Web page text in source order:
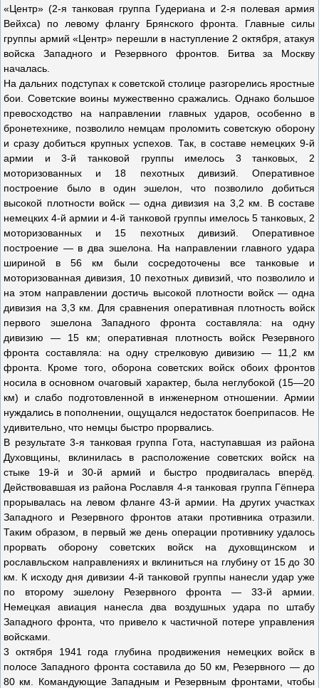
«Центр» (2-я танковая группа Гудериана и 2-я полевая армия
Вейхса) по левому флангу Брянского фронта. Главные силы
группы армий «Центр» перешли в наступление 2 октября, атакуя
войска Западного и Резервного фронтов. Битва за Москву
началась.
На дальних подступах к советской столице разгорелись яростные
бои. Советские воины мужественно сражались. Однако большое
превосходство на направлении главных ударов, особенно в
бронетехнике, позволило немцам проломить советскую оборону
и сразу добиться крупных успехов. Так, в составе немецких 9-й
армии и 3-й танковой группы имелось 3 танковых, 2
моторизованных и 18 пехотных дивизий. Оперативное
построение было в один эшелон, что позволило добиться
высокой плотности войск — одна дивизия на 3,2 км. В составе
немецких 4-й армии и 4-й танковой группы имелось 5 танковых, 2
моторизованных и 15 пехотных дивизий. Оперативное
построение — в два эшелона. На направлении главного удара
шириной в 56 км были сосредоточены все танковые и
моторизованная дивизия, 10 пехотных дивизий, что позволило и
на этом направлении достичь высокой плотности войск — одна
дивизия на 3,3 км. Для сравнения оперативная плотность войск
первого эшелона Западного фронта составляла: на одну
дивизию — 15 км; оперативная плотность войск Резервного
фронта составляла: на одну стрелковую дивизию — 11,2 км
фронта. Кроме того, оборона советских войск обоих фронтов
носила в основном очаговый характер, была неглубокой (15—20
км) и слабо подготовленной в инженерном отношении. Армии
нуждались в пополнении, ощущался недостаток боеприпасов. Не
удивительно, что немцы быстро прорвались.
В результате 3-я танковая группа Гота, наступавшая из района
Духовщины, вклинилась в расположение советских войск на
стыке 19-й и 30-й армий и быстро продвигалась вперёд.
Действовавшая из района Рославля 4-я танковая группа Гёпнера
прорывалась на левом фланге 43-й армии. На других участках
Западного и Резервного фронтов атаки противника отразили.
Таким образом, в первый же день операции противнику удалось
прорвать оборону советских войск на духовщинском и
рославльском направлениях и вклиниться на глубину от 15 до 30
км. К исходу дня дивизии 4-й танковой группы нанесли удар уже
по второму эшелону Резервного фронта — 33-й армии.
Немецкая авиация нанесла два воздушных удара по штабу
Западного фронта, что привело к частичной потере управления
войсками.
3 октября 1941 года глубина продвижения немецких войск в
полосе Западного фронта составила до 50 км, Резервного — до
80 км. Командующие Западным и Резервным фронтами, чтобы